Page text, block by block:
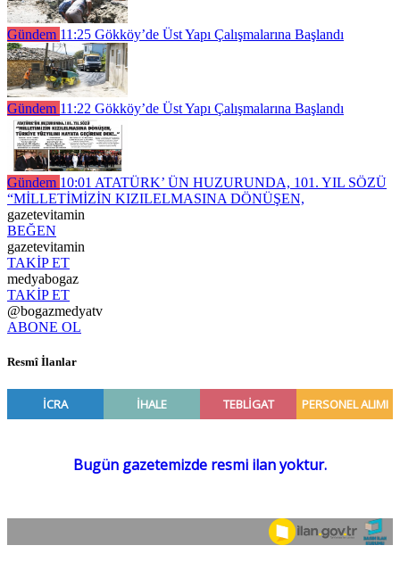
Gündem 11:25 Gökköy’de Üst Yapı Çalışmalarına Başlandı
Gündem 11:22 Gökköy’de Üst Yapı Çalışmalarına Başlandı
Gündem 10:01 ATATÜRK’ ÜN HUZURUNDA, 101. YIL SÖZÜ
“MİLLETİMİZİN KIZILELMASINA DÖNÜŞEN,
gazetevitamin
BEĞEN
gazetevitamin
TAKİP ET
medyabogaz
TAKİP ET
@bogazmedyatv
ABONE OL
Resmî İlanlar